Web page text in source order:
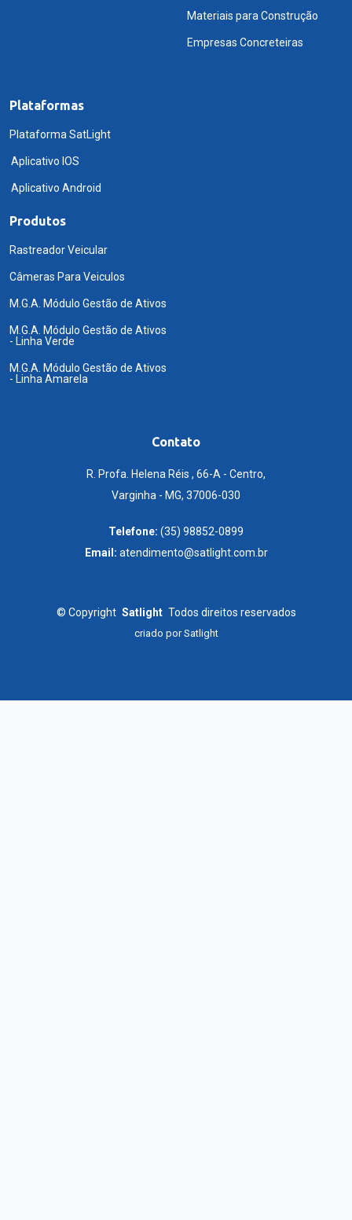
Materiais para Construção
Empresas Concreteiras
Plataformas
Plataforma SatLight
Aplicativo IOS
Aplicativo Android
Produtos
Rastreador Veicular
Câmeras Para Veiculos
M.G.A. Módulo Gestão de Ativos
M.G.A. Módulo Gestão de Ativos
- Linha Verde
M.G.A. Módulo Gestão de Ativos
- Linha Amarela
Contato
R. Profa. Helena Réis , 66-A - Centro,
Varginha - MG, 37006-030
Telefone: (35) 98852-0899
Email: atendimento@satlight.com.br
© Copyright Satlight Todos direitos reservados
criado porSatlight